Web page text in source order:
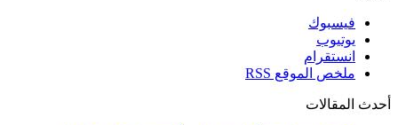
فيسبوك
يوتيوب
انستقرام
ملخص الموقع RSS
أحدث المقالات